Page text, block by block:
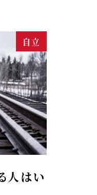
自立
人はい